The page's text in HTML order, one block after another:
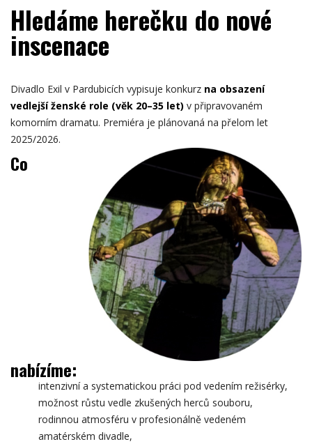
Hledáme herečku do nové
inscenace
Divadlo Exil v Pardubicích vypisuje konkurz na obsazení
vedlejší ženské role (věk 20–35 let) v připravovaném
komorním dramatu. Premiéra je plánovaná na přelom let
2025/2026.
Co
nabízíme:
intenzivní a systematickou práci pod vedením režisérky,
možnost růstu vedle zkušených herců souboru,
rodinnou atmosféru v profesionálně vedeném
amatérském divadle,